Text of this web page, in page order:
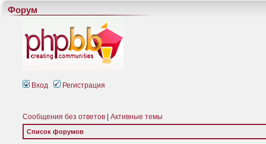
Форум
Вход Регистрация
Сообщения без ответов Активные темы
Список форумов